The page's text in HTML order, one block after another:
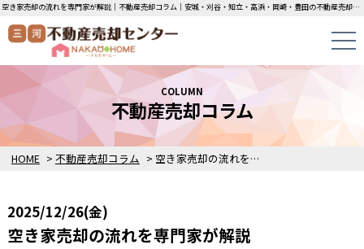
空き家売却の流れを専門家が解説｜不動産売却コラム｜安城・刈谷・知立・高浜・岡崎・豊田の不動産売却・買取・査定なら三河不動産売却センターにお任せください！土地・中古一戸建ての即日無料査定・即金買取を行っています！
HOME > 不動産売却コラム > 空き家売却の流れを専門家が解説
COLUMN
不動産売却コラム
2025/12/26(金)
空き家売却の流れを専門家が解説